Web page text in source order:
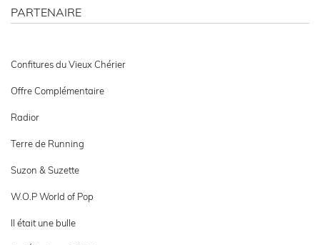
PARTENAIRE
Confitures du Vieux Chérier
Offre Complémentaire
Radior
Terre de Running
Suzon & Suzette
W.O.P World of Pop
Il était une bulle